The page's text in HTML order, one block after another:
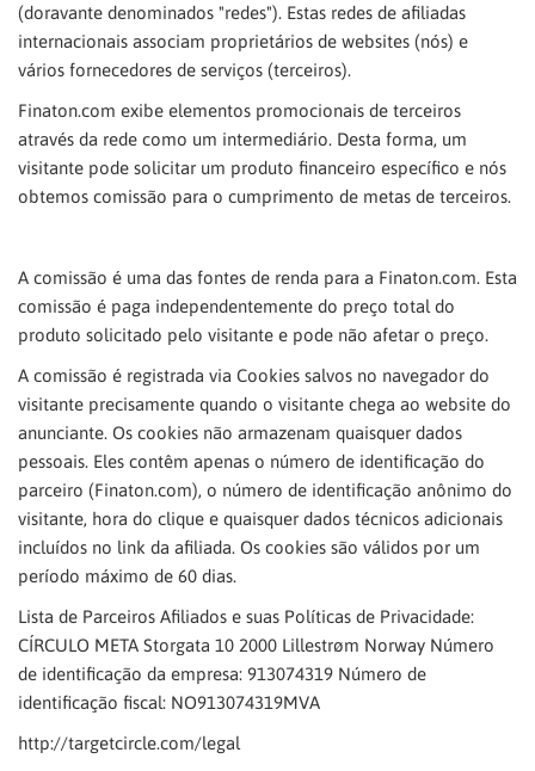
(doravante denominados "redes"). Estas redes de afiliadas
internacionais associam proprietários de websites (nós) e
vários fornecedores de serviços (terceiros).
Finaton.com exibe elementos promocionais de terceiros
através da rede como um intermediário. Desta forma, um
visitante pode solicitar um produto financeiro específico e nós
obtemos comissão para o cumprimento de metas de terceiros.
A comissão é uma das fontes de renda para a Finaton.com. Esta
comissão é paga independentemente do preço total do
produto solicitado pelo visitante e pode não afetar o preço.
A comissão é registrada via Cookies salvos no navegador do
visitante precisamente quando o visitante chega ao website do
anunciante. Os cookies não armazenam quaisquer dados
pessoais. Eles contêm apenas o número de identificação do
parceiro (Finaton.com), o número de identificação anônimo do
visitante, hora do clique e quaisquer dados técnicos adicionais
incluídos no link da afiliada. Os cookies são válidos por um
período máximo de 60 dias.
Lista de Parceiros Afiliados e suas Políticas de Privacidade:
CÍRCULO META Storgata 10 2000 Lillestrøm Norway Número
de identificação da empresa: 913074319 Número de
identificação fiscal: NO913074319MVA
http://targetcircle.com/legal